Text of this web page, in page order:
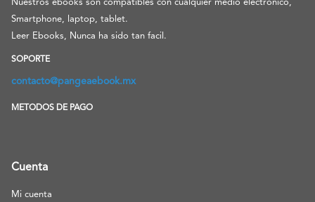
Nuestros ebooks son compatibles con cualquier medio electronico,
Smartphone, laptop, tablet.
Leer Ebooks, Nunca ha sido tan facil.
SOPORTE
contacto@pangeaebook.mx
METODOS DE PAGO
Cuenta
Mi cuenta